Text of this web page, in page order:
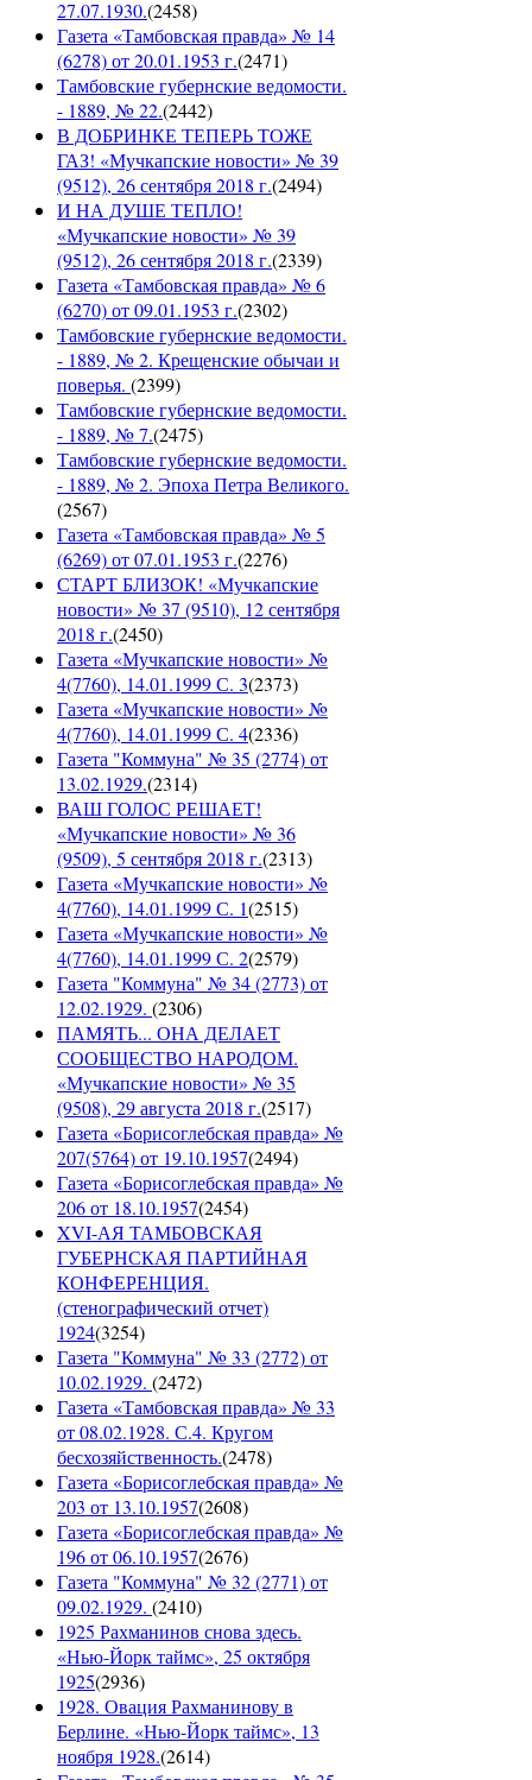
27.07.1930.(2458)
Газета «Тамбовская правда» № 14
(6278) от 20.01.1953 г.(2471)
Тамбовские губернские ведомости.
- 1889, № 22.(2442)
В ДОБРИНКЕ ТЕПЕРЬ ТОЖЕ
ГАЗ! «Мучкапские новости» № 39
(9512), 26 сентября 2018 г.(2494)
И НА ДУШЕ ТЕПЛО!
«Мучкапские новости» № 39
(9512), 26 сентября 2018 г.(2339)
Газета «Тамбовская правда» № 6
(6270) от 09.01.1953 г.(2302)
Тамбовские губернские ведомости.
- 1889, № 2. Крещенские обычаи и
поверья. (2399)
Тамбовские губернские ведомости.
- 1889, № 7.(2475)
Тамбовские губернские ведомости.
- 1889, № 2. Эпоха Петра Великого.
(2567)
Газета «Тамбовская правда» № 5
(6269) от 07.01.1953 г.(2276)
СТАРТ БЛИЗОК! «Мучкапские
новости» № 37 (9510), 12 сентября
2018 г.(2450)
Газета «Мучкапские новости» №
4(7760), 14.01.1999 С. 3(2373)
Газета «Мучкапские новости» №
4(7760), 14.01.1999 С. 4(2336)
Газета "Коммуна" № 35 (2774) от
13.02.1929.(2314)
ВАШ ГОЛОС РЕШАЕТ!
«Мучкапские новости» № 36
(9509), 5 сентября 2018 г.(2313)
Газета «Мучкапские новости» №
4(7760), 14.01.1999 С. 1(2515)
Газета «Мучкапские новости» №
4(7760), 14.01.1999 С. 2(2579)
Газета "Коммуна" № 34 (2773) от
12.02.1929. (2306)
ПАМЯТЬ... ОНА ДЕЛАЕТ
СООБЩЕСТВО НАРОДОМ.
«Мучкапские новости» № 35
(9508), 29 августа 2018 г.(2517)
Газета «Борисоглебская правда» №
207(5764) от 19.10.1957(2494)
Газета «Борисоглебская правда» №
206 от 18.10.1957(2454)
XVI-АЯ ТАМБОВСКАЯ
ГУБЕРНСКАЯ ПАРТИЙНАЯ
КОНФЕРЕНЦИЯ.
(стенографический отчет)
1924(3254)
Газета "Коммуна" № 33 (2772) от
10.02.1929. (2472)
Газета «Тамбовская правда» № 33
от 08.02.1928. С.4. Кругом
бесхозяйственность.(2478)
Газета «Борисоглебская правда» №
203 от 13.10.1957(2608)
Газета «Борисоглебская правда» №
196 от 06.10.1957(2676)
Газета "Коммуна" № 32 (2771) от
09.02.1929. (2410)
1925 Рахманинов снова здесь.
«Нью-Йорк таймс», 25 октября
1925(2936)
1928. Овация Рахманинову в
Берлине. «Нью-Йорк таймс», 13
ноября 1928.(2614)